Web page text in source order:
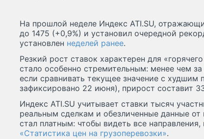
На прошлой неделе Индекс ATI.SU,
до 1475 (+0,9%) и установил очередной
установлен неделей ранее.
Резкий рост ставок характерен для
стало особенно стремительным: менее чем
если сравнивать текущее значение с худшим
зафиксировано 22 июня), прирост составит
Индекс ATI.SU учитывает ставки тысяч
реальным сделкам и обезличенные данные
стал платным: чтобы видеть все
«Статистика цен на грузоперевозки».